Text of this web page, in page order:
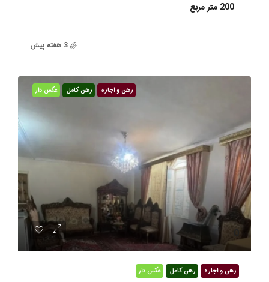
200 متر مربع
3 هفته پیش
رهن و اجاره رهن کامل عکس دار
رهن و اجاره رهن کامل عکس دار